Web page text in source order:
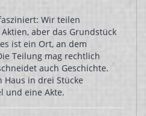
Wir teilen
aber das Grundstück
ist ein Ort, an dem
Teilung mag rechtlich
auch Geschichte.
Haus in drei Stücke
und eine Akte.